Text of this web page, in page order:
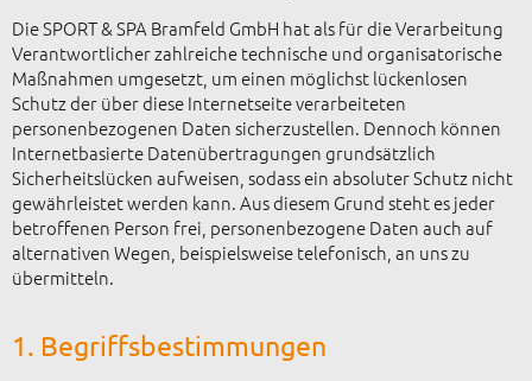
Die SPORT & SPA Bramfeld GmbH hat als für die Verarbeitung
Verantwortlicher zahlreiche technische und organisatorische
Maßnahmen umgesetzt, um einen möglichst lückenlosen
Schutz der über diese Internetseite verarbeiteten
personenbezogenen Daten sicherzustellen. Dennoch können
Internetbasierte Datenübertragungen grundsätzlich
Sicherheitslücken aufweisen, sodass ein absoluter Schutz nicht
gewährleistet werden kann. Aus diesem Grund steht es jeder
betroffenen Person frei, personenbezogene Daten auch auf
alternativen Wegen, beispielsweise telefonisch, an uns zu
übermitteln.
1. Begriffsbestimmungen